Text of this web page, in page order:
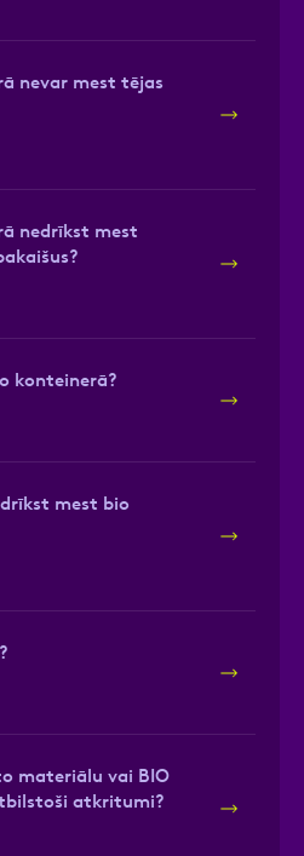
nevar mest tējas
nedrīkst mest
konteinerā?
mest bio
materiālu vai BIO
atkritumi?